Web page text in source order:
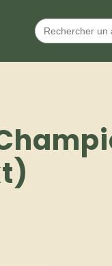
Search
for: